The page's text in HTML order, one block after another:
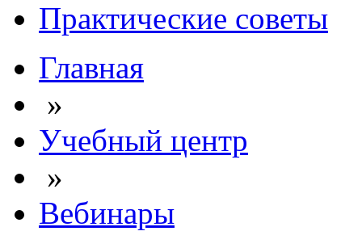
Практические советы
Главная
»
Учебный центр
»
Вебинары